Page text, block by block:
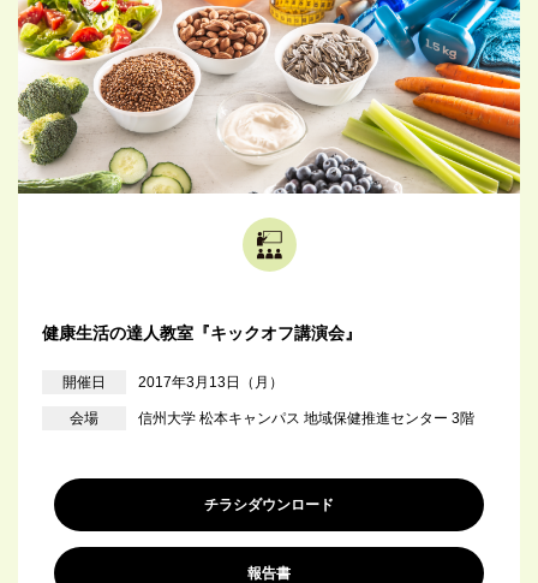
健康生活の達人教室『キックオフ講演会』
開催日 2017年3月13日（月）
会場 信州大学 松本キャンパス 地域保健推進センター 3階
チラシダウンロード
報告書